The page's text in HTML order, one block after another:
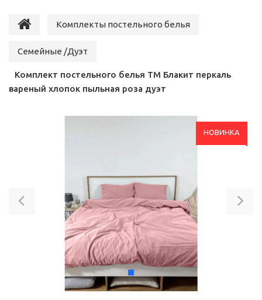
Комплекты постельного белья
Семейные /Дуэт
Комплект постельного белья ТМ Блакит перкаль
вареный хлопок пыльная роза дуэт
НОВИНКА